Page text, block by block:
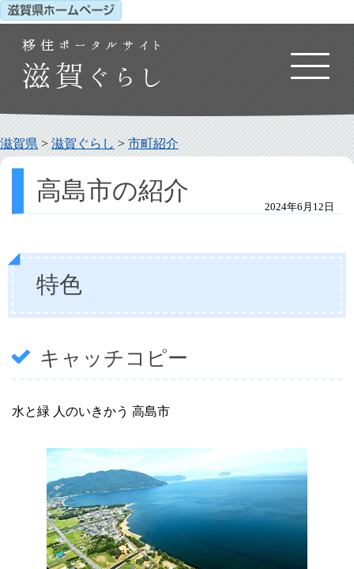
滋賀県 > 滋賀ぐらし > 市町紹介
高島市の紹介
2024年6月12日
特色
キャッチコピー
水と緑 人のいきかう 高島市